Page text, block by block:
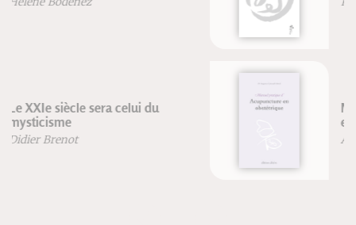
Manuel pratique d'acupuncture